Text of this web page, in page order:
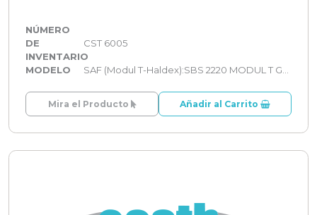
NÚMERO
DE
INVENTARIO
CST 6005
MODELO SAF (Modul T-Haldex):SBS 2220 MODUL T GEN 2
Mira el Producto Añadir al Carrito